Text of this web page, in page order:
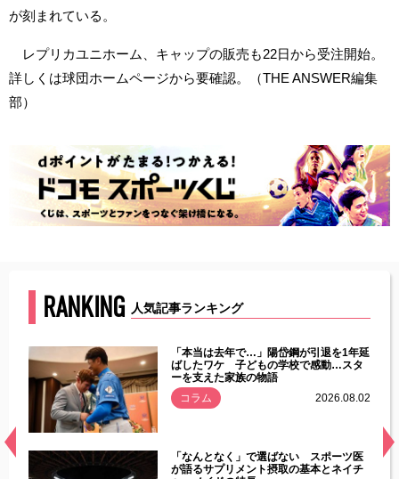
が刻まれている。
レプリカユニホーム、キャップの販売も22日から受注開始。
詳しくは球団ホームページから要確認。（THE ANSWER編集
部）
RANKING 人気記事ランキング
常
「本当は去年で…」陽岱鋼が引退を1年延
ばしたワケ 子どもの学校で感動…スタ
ーを支えた家族の物語
コラム
2026.08.02
「なんとなく」で選ばない スポーツ医
が語るサプリメント摂取の基本とネイチ